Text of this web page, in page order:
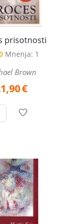
prisotnosti
Mnenja: 1
Brown
€